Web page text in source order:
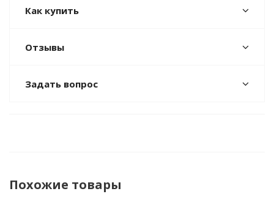
Как купить
Отзывы
Задать вопрос
Похожие товары